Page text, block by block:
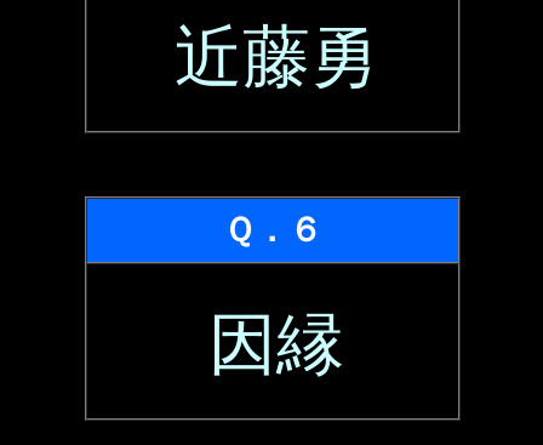
近藤勇
Ｑ．６
因縁